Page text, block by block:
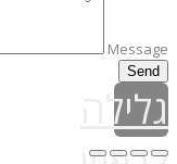
Message
Send
גלילה